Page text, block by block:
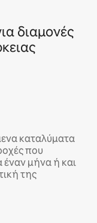
διαμονές
καταλύματα
που
έναν μήνα ή και
της